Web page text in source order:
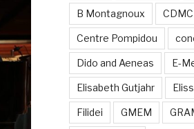
B Montagnoux CDMC
Centre Pompidou
Dido and Aeneas E-
Elisabeth Gutjahr
Filidei GMEM